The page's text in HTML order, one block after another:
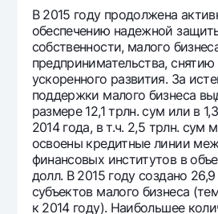
В 2015 году продолжена
обеспечению надежной
собственности, малого
предпринимательства,
ускоренного развития. За
поддержки малого бизнеса
размере 12,1 трлн. сум или в
2014 года, в т.ч. 2,5 трлн. сум
освоены кредитные линии
финансовых институтов в
долл. В 2015 году создано
субъектов малого бизнеса
к 2014 году). Наибольшее